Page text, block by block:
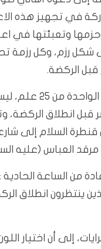
في تجهيز هذه
وتعبئتها في
شكل رزم، وكل رزمة
وتتكون الرزمة
قبل انطلاق الركضة،
قنطرة السلام إلى
مرقد العباس (عليه
من الساعة
ينتظرون انطلاق
إلى أن اختيار